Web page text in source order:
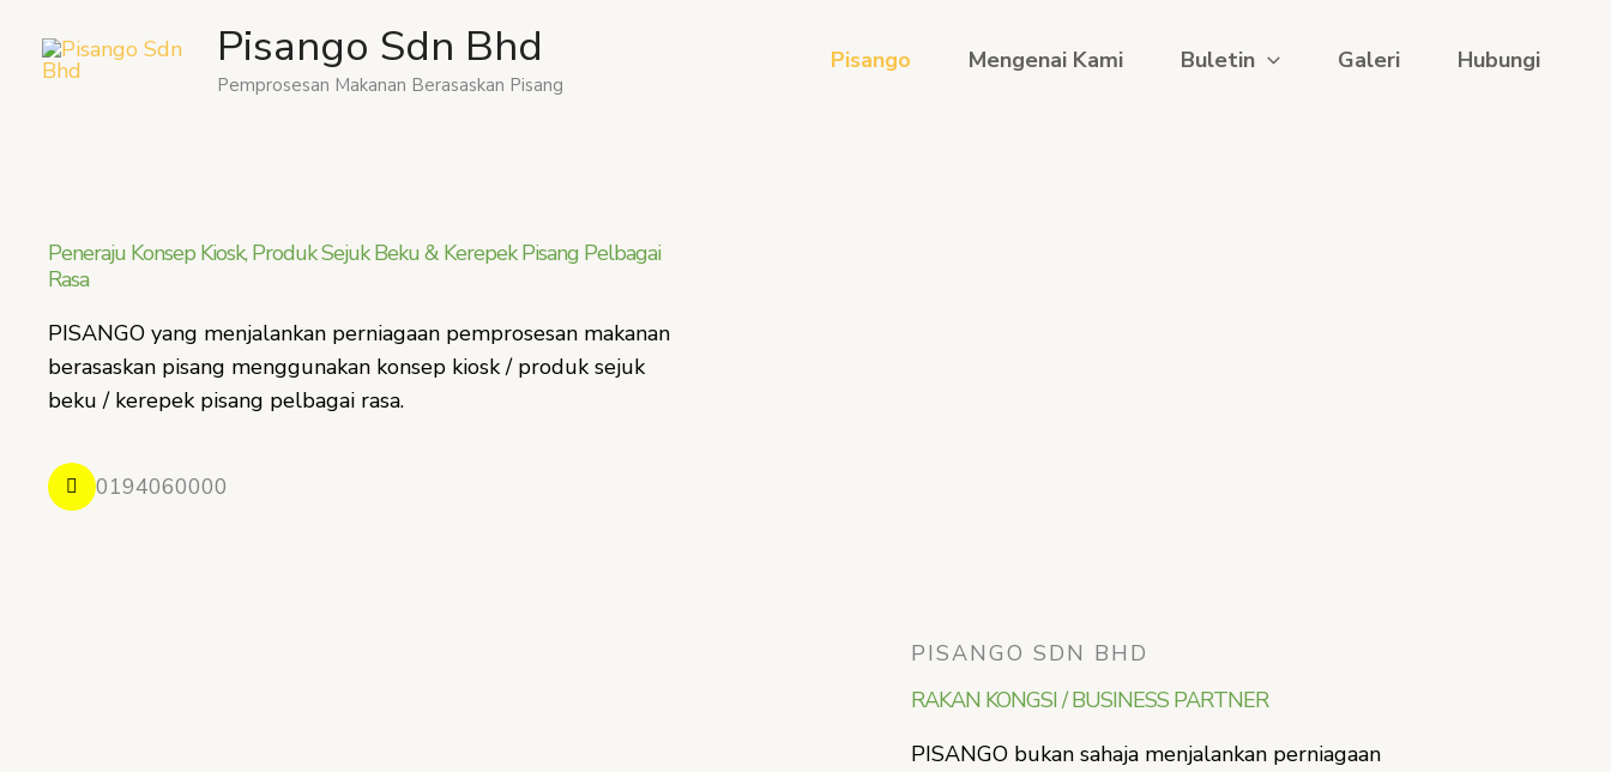
content
Pisango Sdn Bhd
Pemprosesan Makanan Berasaskan Pisang
Pisango Mengenai Kami Buletin Galeri Hubungi
Peneraju Konsep Kiosk, Produk Sejuk Beku & Kerepek Pisang Pelbagai
Rasa
PISANGO yang menjalankan perniagaan pemprosesan makanan
berasaskan pisang menggunakan konsep kiosk / produk sejuk
beku / kerepek pisang pelbagai rasa.
0194060000
PISANGO SDN BHD
RAKAN KONGSI / BUSINESS PARTNER
PISANGO bukan sahaja menjalankan perniagaan